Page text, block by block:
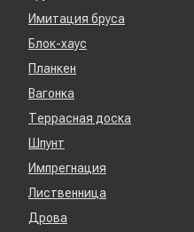
Имитация бруса
Блок-хаус
Планкен
Вагонка
Террасная доска
Шпунт
Импрегнация
Лиственница
Дрова